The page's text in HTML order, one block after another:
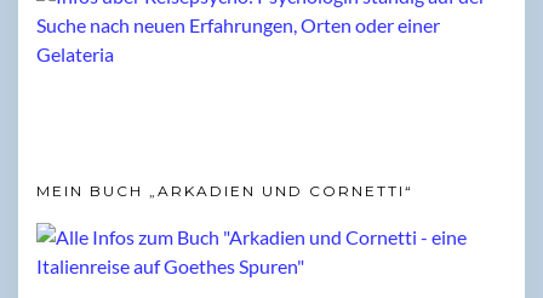
MEIN BUCH „ARKADIEN UND CORNETTI“